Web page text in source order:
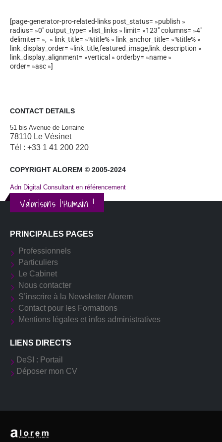
[page-generator-pro-related-links post_status= »publish »
radius= »0″ output_type= »list_links » limit= »123″ columns= »4″
delimiter= », » link_title= »%title% » link_anchor_title= »%title% »
link_display_order= »link_title,featured_image,link_description »
link_display_alignment= »vertical » orderby= »name »
order= »asc »]
CONTACT DETAILS
51 bis Avenue de Lorraine
78110 Le Vésinet
Tél : +33 1 41 200 220
COPYRIGHT ALOREM © 2005-2024
Adn Digital Consultant en référencement
Valorisons l'Humain !
PRINCIPALES PAGES
Professionnels
Particuliers
Le Cabinet
Nous contacter
S’inscrire à la Newsletter Alorem
Contact pour les Formations
Mentions légales et infos administratives
LIENS DIRECTS
DeSI : Portail
Déposer mon CV